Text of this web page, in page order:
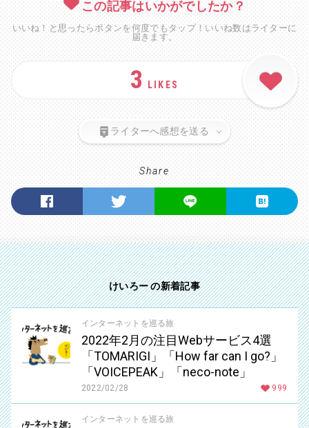
この記事はいかがでしたか？
いいね！と思ったらボタンを何度でもタップ！いいね数はライターに
届きます。
3 LIKES
ライターへ感想を送る
Share
けいろー の新着記事
インターネットを巡る旅
2022年2月の注目Webサービス4選
「TOMARIGI」「How far can I go?」
「VOICEPEAK」「neco-note」
2022/02/28 999
インターネットを巡る旅